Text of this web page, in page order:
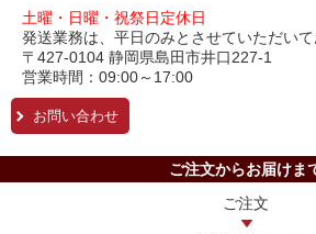
土曜・日曜・祝祭日定休日
発送業務は、平日のみとさせていただいて
〒427-0104 静岡県島田市井口227-1
営業時間：09:00～17:00
お問い合わせ
ご注文からお届けま
ご注文